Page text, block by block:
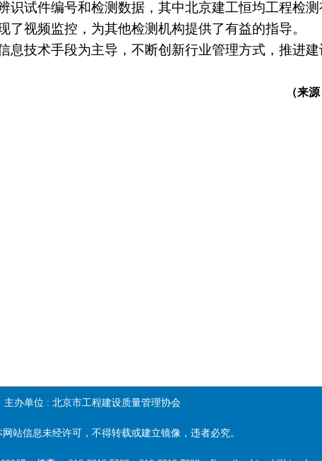
识试件编号和检测数据，其中北京建工恒均工程检
了视频监控，为其他检测机构提供了有益的指导。
息技术手段为主导，不断创新行业管理方式，推进
（来
主办单位 : 北京市工程建设质量管理协会
站信息未经许可，不得转载或建立镜像，违者必究。